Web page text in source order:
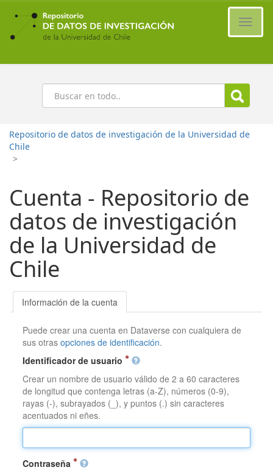
Ir
contenido
principal
Buscar
Repositorio de datos de investigación de la Universidad de
Chile
>
Cuenta - Repositorio de
datos de investigación
de la Universidad de
Chile
Información de la cuenta
Puede crear una cuenta en Dataverse con cualquiera de
sus otrasopciones de identificación.
Identificador de usuario
Crear un nombre de usuario válido de 2 a 60 caracteres
de longitud que contenga letras (a-Z), números (0-9),
rayas (-), subrayados (_), y puntos (.) sin caracteres
acentuados ni eñes.
Contraseña